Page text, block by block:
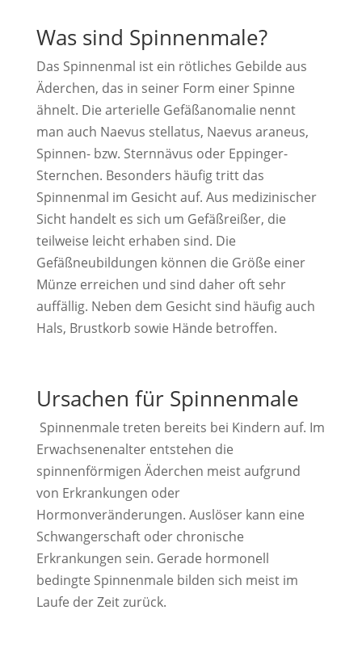
Was sind Spinnenmale?
Das Spinnenmal ist ein rötliches Gebilde aus
Äderchen, das in seiner Form einer Spinne
ähnelt. Die arterielle Gefäßanomalie nennt
man auch Naevus stellatus, Naevus araneus,
Spinnen- bzw. Sternnävus oder Eppinger-
Sternchen. Besonders häufig tritt das
Spinnenmal im Gesicht auf. Aus medizinischer
Sicht handelt es sich um Gefäßreißer, die
teilweise leicht erhaben sind. Die
Gefäßneubildungen können die Größe einer
Münze erreichen und sind daher oft sehr
auffällig. Neben dem Gesicht sind häufig auch
Hals, Brustkorb sowie Hände betroffen.
Ursachen für Spinnenmale
Spinnenmale treten bereits bei Kindern auf. Im
Erwachsenenalter entstehen die
spinnenförmigen Äderchen meist aufgrund
von Erkrankungen oder
Hormonveränderungen. Auslöser kann eine
Schwangerschaft oder chronische
Erkrankungen sein. Gerade hormonell
bedingte Spinnenmale bilden sich meist im
Laufe der Zeit zurück.